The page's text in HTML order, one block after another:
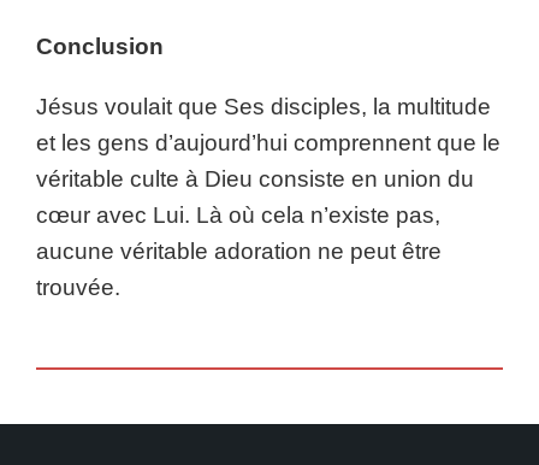
Conclusion
Jésus voulait que Ses disciples, la multitude
et les gens d’aujourd’hui comprennent que le
véritable culte à Dieu consiste en union du
cœur avec Lui. Là où cela n’existe pas,
aucune véritable adoration ne peut être
trouvée.